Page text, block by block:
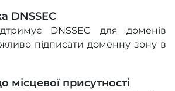
DNSSEC
DNSSEC для доменів
підписати доменну зону в
місцевої присутності